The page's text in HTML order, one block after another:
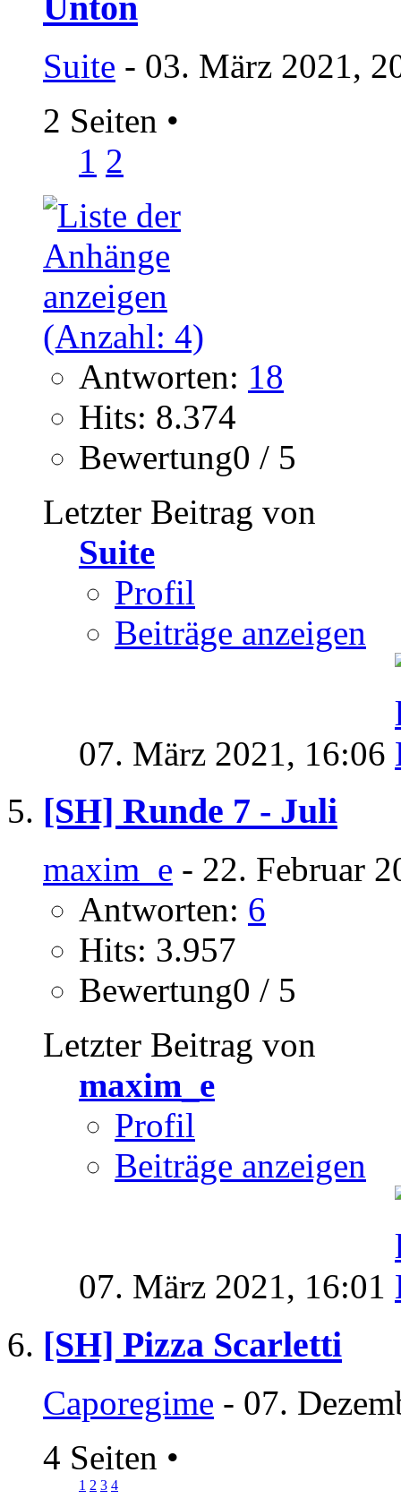
Suite - 03. März 2021,
2 Seiten •
1 2
Antworten: 18
Hits: 8.374
Bewertung0 / 5
Letzter Beitrag von
Suite
Profil
Beiträge anzeigen
07. März 2021, 16:06
[SH] Runde 7 - Juli
maxim_e - 22. Februar
Antworten: 6
Hits: 3.957
Bewertung0 / 5
Letzter Beitrag von
maxim_e
Profil
Beiträge anzeigen
07. März 2021, 16:01
[SH] Pizza Scarletti
Caporegime - 07.
4 Seiten •
1 2 3 4